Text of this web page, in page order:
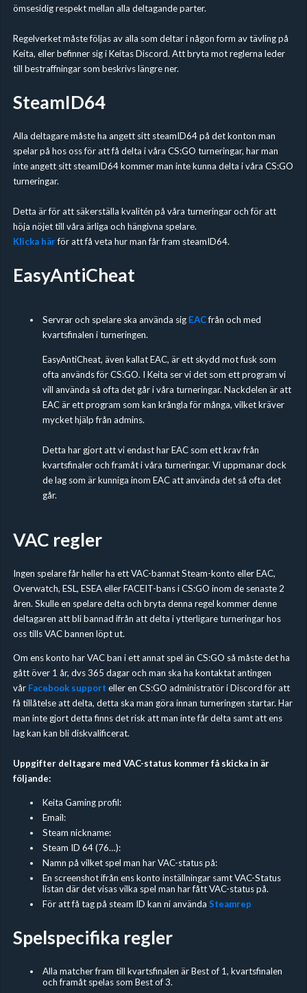
ömsesidig respekt mellan alla deltagande parter.
Regelverket måste följas av alla som deltar i någon form av tävling på
Keita, eller befinner sig i Keitas Discord. Att bryta mot reglerna leder
till bestraffningar som beskrivs längre ner.
SteamID64
Alla deltagare måste ha angett sitt steamID64 på det konton man
spelar på hos oss för att få delta i våra CS:GO turneringar, har man
inte angett sitt steamID64 kommer man inte kunna delta i våra CS:GO
turneringar.
Detta är för att säkerställa kvalitén på våra turneringar och för att
höja nöjet till våra ärliga och hängivna spelare.
Klicka härför att få veta hur man får fram steamID64.
EasyAntiCheat
Servrar och spelare ska använda sig EACfrån och med
kvartsfinalen i turneringen.
EasyAntiCheat, även kallat EAC, är ett skydd mot fusk som
ofta används för CS:GO. I Keita ser vi det som ett program vi
vill använda så ofta det går i våra turneringar. Nackdelen är att
EAC är ett program som kan krångla för många, vilket kräver
mycket hjälp från admins.
Detta har gjort att vi endast har EAC som ett krav från
kvartsfinaler och framåt i våra turneringar. Vi uppmanar dock
de lag som är kunniga inom EAC att använda det så ofta det
går.
VAC regler
Ingen spelare får heller ha ett VAC-bannat Steam-konto eller EAC,
Overwatch, ESL, ESEA eller FACEIT-bans i CS:GO inom de senaste 2
åren. Skulle en spelare delta och bryta denna regel kommer denne
deltagaren att bli bannad ifrån att delta i ytterligare turneringar hos
oss tills VAC bannen löpt ut.
Om ens konto har VAC ban i ett annat spel än CS:GO så måste det ha
gått över 1 år, dvs 365 dagar och man ska ha kontaktat antingen
vår Facebook support eller en CS:GO administratör i Discord för att
få tillåtelse att delta, detta ska man göra innan turneringen startar. Har
man inte gjort detta finns det risk att man inte får delta samt att ens
lag kan kan bli diskvalificerat.
Uppgifter deltagare med VAC-status kommer få skicka in är
följande:
Keita Gaming profil:
Email:
Steam nickname:
Steam ID 64 (76…):
Namn på vilket spel man har VAC-status på:
En screenshot ifrån ens konto inställningar samt VAC-Status
listan där det visas vilka spel man har fått VAC-status på.
För att få tag på steam ID kan ni använda Steamrep
Spelspecifika regler
Alla matcher fram till kvartsfinalen är Best of 1, kvartsfinalen
och framåt spelas som Best of 3.